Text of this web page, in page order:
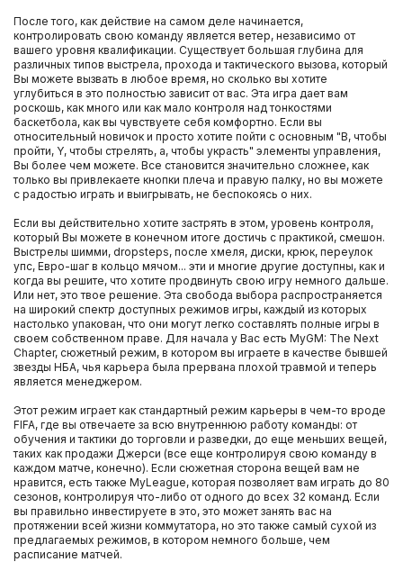
После того, как действие на самом деле начинается,
контролировать свою команду является ветер, независимо от
вашего уровня квалификации. Существует большая глубина для
различных типов выстрела, прохода и тактического вызова, который
Вы можете вызвать в любое время, но сколько вы хотите
углубиться в это полностью зависит от вас. Эта игра дает вам
роскошь, как много или как мало контроля над тонкостями
баскетбола, как вы чувствуете себя комфортно. Если вы
относительный новичок и просто хотите пойти с основным "B, чтобы
пройти, Y, чтобы стрелять, a, чтобы украсть" элементы управления,
Вы более чем можете. Все становится значительно сложнее, как
только вы привлекаете кнопки плеча и правую палку, но вы можете
с радостью играть и выигрывать, не беспокоясь о них.
Если вы действительно хотите застрять в этом, уровень контроля,
который Вы можете в конечном итоге достичь с практикой, смешон.
Выстрелы шимми, dropsteps, после хмеля, диски, крюк, переулок
упс, Евро-шаг в кольцо мячом... эти и многие другие доступны, как и
когда вы решите, что хотите продвинуть свою игру немного дальше.
Или нет, это твое решение. Эта свобода выбора распространяется
на широкий спектр доступных режимов игры, каждый из которых
настолько упакован, что они могут легко составлять полные игры в
своем собственном праве. Для начала у Вас есть MyGM: The Next
Chapter, сюжетный режим, в котором вы играете в качестве бывшей
звезды НБА, чья карьера была прервана плохой травмой и теперь
является менеджером.
Этот режим играет как стандартный режим карьеры в чем-то вроде
FIFA, где вы отвечаете за всю внутреннюю работу команды: от
обучения и тактики до торговли и разведки, до еще меньших вещей,
таких как продажи Джерси (все еще контролируя свою команду в
каждом матче, конечно). Если сюжетная сторона вещей вам не
нравится, есть также MyLeague, которая позволяет вам играть до 80
сезонов, контролируя что-либо от одного до всех 32 команд. Если
вы правильно инвестируете в это, это может занять вас на
протяжении всей жизни коммутатора, но это также самый сухой из
предлагаемых режимов, в котором немного больше, чем
расписание матчей.
Игровые приставки Xbox One X
Игровые приставки Sony PlayStation 4 PRO
Игровые приставки Sony PlayStation 4 Slim
Игровые приставки Xbox One
Аксессуары Nintendo 3DS